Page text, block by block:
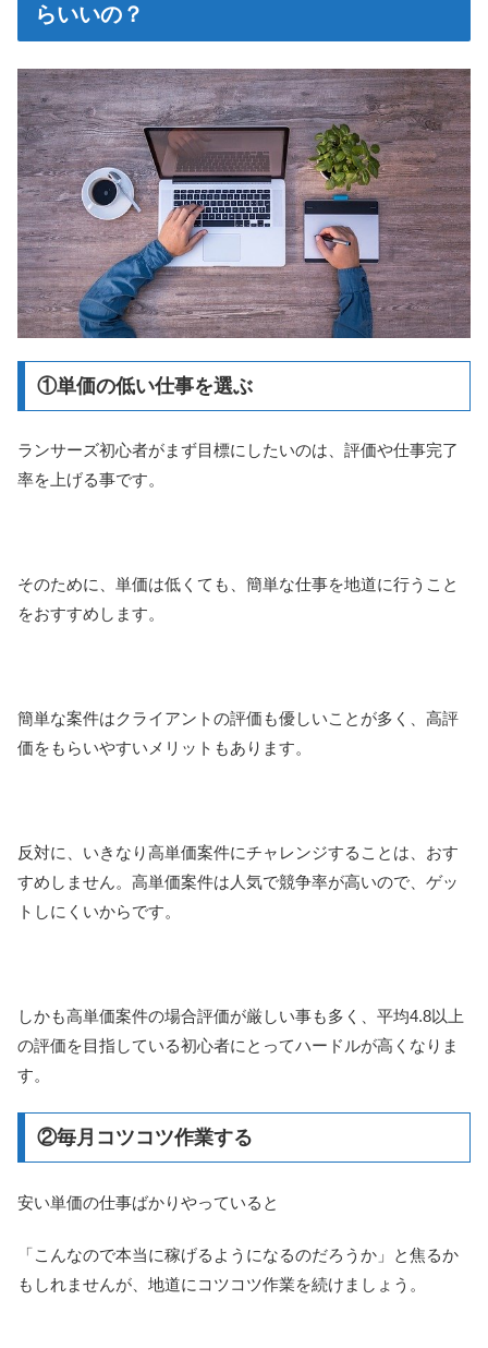
らいいの？
①単価の低い仕事を選ぶ
ランサーズ初心者がまず目標にしたいのは、評価や仕事完了
率を上げる事です。
そのために、単価は低くても、簡単な仕事を地道に行うこと
をおすすめします。
簡単な案件はクライアントの評価も優しいことが多く、高評
価をもらいやすいメリットもあります。
反対に、いきなり高単価案件にチャレンジすることは、おす
すめしません。高単価案件は人気で競争率が高いので、ゲッ
トしにくいからです。
しかも高単価案件の場合評価が厳しい事も多く、平均4.8以上
の評価を目指している初心者にとってハードルが高くなりま
す。
②毎月コツコツ作業する
安い単価の仕事ばかりやっていると
「こんなので本当に稼げるようになるのだろうか」と焦るか
もしれませんが、地道にコツコツ作業を続けましょう。